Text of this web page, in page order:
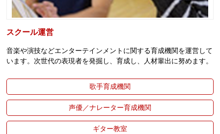
スクール運営
音楽や演技などエンターテインメントに関する育成機関を運営して
います。次世代の表現者を発掘し、育成し、人材輩出に努めます。
歌手育成機関
声優／ナレーター育成機関
ギター教室